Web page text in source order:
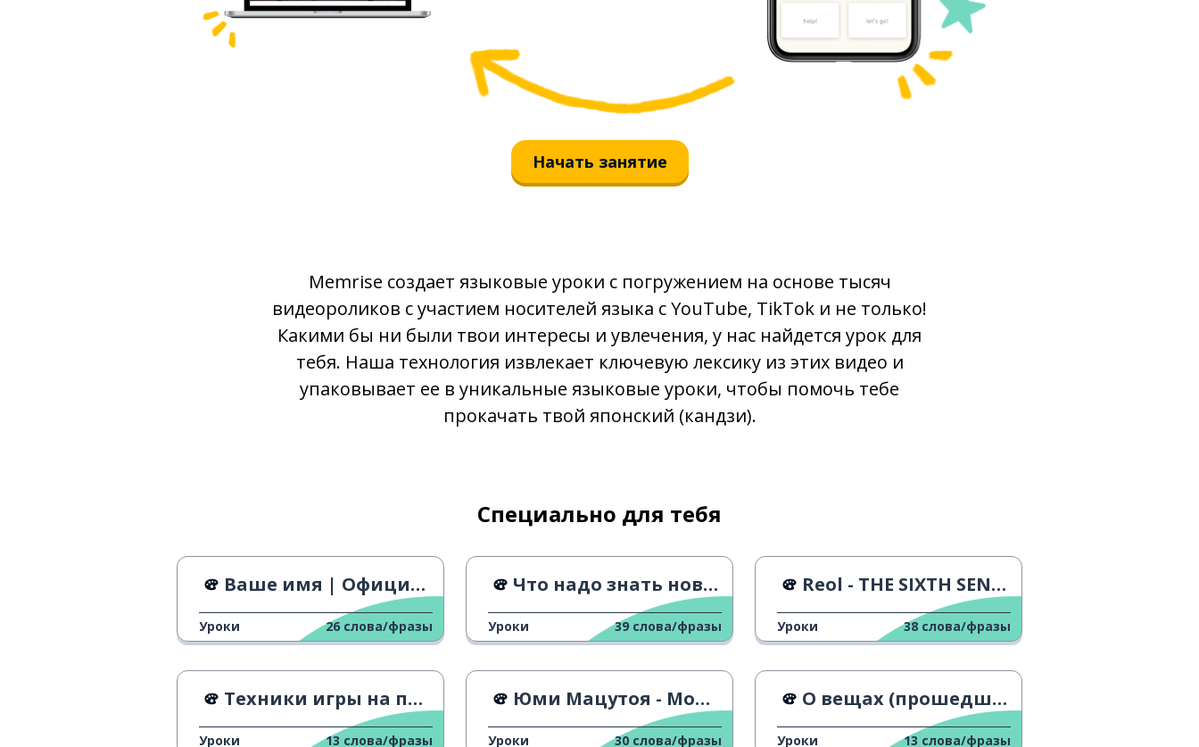
Начать занятие
Memrise создает языковые уроки с погружением на основе тысяч
видеороликов с участием носителей языка с YouTube, TikTok и не только!
Какими бы ни были твои интересы и увлечения, у нас найдется урок для
тебя. Наша технология извлекает ключевую лексику из этих видео и
упаковывает ее в уникальные языковые уроки, чтобы помочь тебе
прокачать твой японский (кандзи).
Специально для тебя
Ваше имя | Официальный трейлер
Уроки 26 слова/фразы
Что надо знать новым фанатам Звездных войн
Уроки 39 слова/фразы
Reol - THE SIXTH SENSE Музыкальный клип
Уроки 38 слова/фразы
Техники игры на пианино
Уроки 13 слова/фразы
Юми Мацутоя - Мой малыш Санта Клаус
Уроки 30 слова/фразы
О вещах (прошедшее время)
Уроки 13 слова/фразы